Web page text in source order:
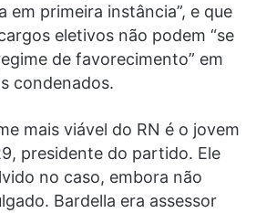
em primeira instância”, e que
eletivos não podem “se
de favorecimento” em
condenados.
mais viável do RN é o jovem
presidente do partido. Ele
no caso, embora não
Bardella era assessor